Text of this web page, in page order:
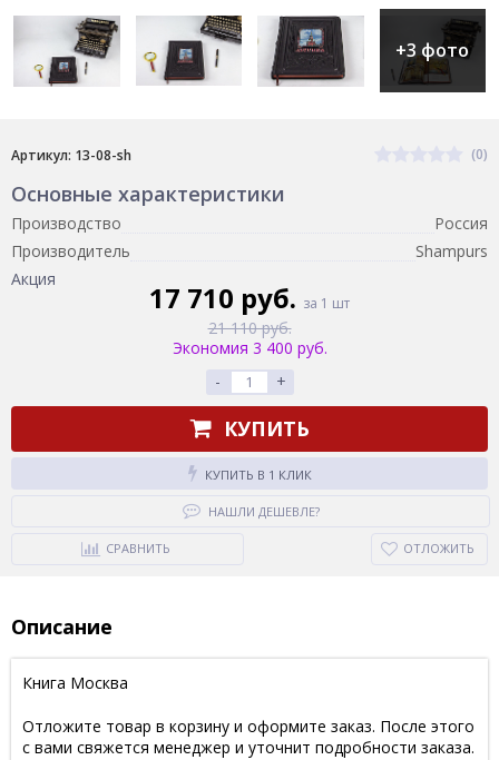
+3 фото
Артикул: 13-08-sh (0)
Основные характеристики
Производство
Россия
Производитель
Shampurs
Акция
17 710 руб. за 1 шт
21 110 руб.
Экономия 3 400 руб.
-
+
КУПИТЬ
КУПИТЬ В 1 КЛИК
НАШЛИ ДЕШЕВЛЕ?
СРАВНИТЬ ОТЛОЖИТЬ
Описание
Книга Москва
Отложите товар в корзину и оформите заказ. После этого
с вами свяжется менеджер и уточнит подробности заказа.